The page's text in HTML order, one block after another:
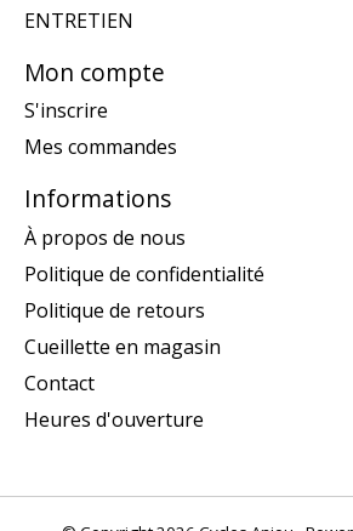
ENTRETIEN
Mon compte
S'inscrire
Mes commandes
Informations
À propos de nous
Politique de confidentialité
Politique de retours
Cueillette en magasin
Contact
Heures d'ouverture